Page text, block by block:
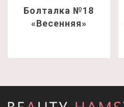
Болталка №18
«Весенняя»